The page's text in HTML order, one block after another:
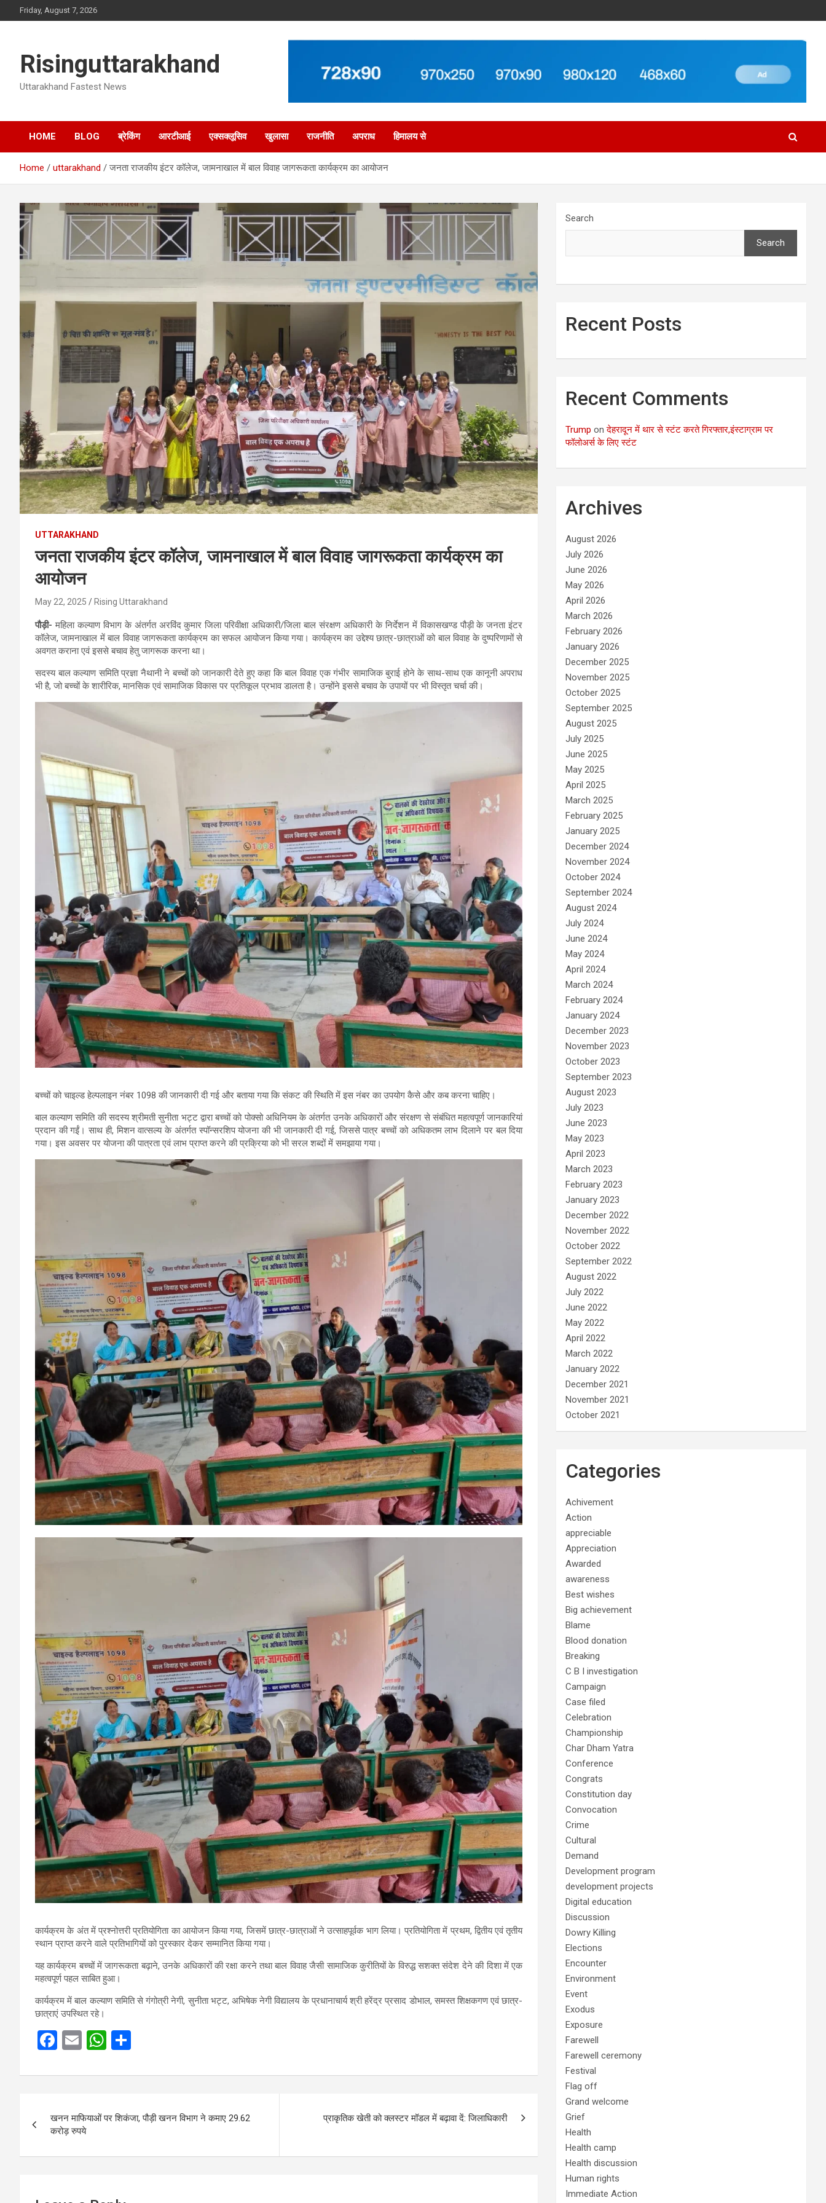
to
Friday, August 7, 2026
Risinguttarakhand
Uttarakhand Fastest News
HOME BLOG ब्रेकिंग आरटीआई एक्सक्लूसिव खुलासा राजनीति अपराध हिमालय से
Home uttarakhand जनता राजकीय इंटर कॉलेज, जामनाखाल में बाल विवाह जागरूकता कार्यक्रम का आयोजन
UTTARAKHAND
जनता राजकीय इंटर कॉलेज, जामनाखाल में बाल विवाह जागरूकता कार्यक्रम का
आयोजन
May 22, 2025 Rising Uttarakhand
पौड़ी- महिला कल्याण विभाग के अंतर्गत अरविंद कुमार जिला परिवीक्षा अधिकारी/जिला बाल संरक्षण अधिकारी के निर्देशन में विकासखण्ड पौड़ी के जनता इंटर
कॉलेज, जामनाखाल में बाल विवाह जागरूकता कार्यक्रम का सफल आयोजन किया गया। कार्यक्रम का उद्देश्य छात्र-छात्राओं को बाल विवाह के दुष्परिणामों से
अवगत कराना एवं इससे बचाव हेतु जागरूक करना था।
सदस्य बाल कल्याण समिति प्रज्ञा नैथानी ने बच्चों को जानकारी देते हुए कहा कि बाल विवाह एक गंभीर सामाजिक बुराई होने के साथ-साथ एक कानूनी अपराध
भी है, जो बच्चों के शारीरिक, मानसिक एवं सामाजिक विकास पर प्रतिकूल प्रभाव डालता है। उन्होंने इससे बचाव के उपायों पर भी विस्तृत चर्चा की।
बच्चों को चाइल्ड हेल्पलाइन नंबर 1098 की जानकारी दी गई और बताया गया कि संकट की स्थिति में इस नंबर का उपयोग कैसे और कब करना चाहिए।
बाल कल्याण समिति की सदस्य श्रीमती सुनीता भट्ट द्वारा बच्चों को पोक्सो अधिनियम के अंतर्गत उनके अधिकारों और संरक्षण से संबंधित महत्वपूर्ण जानकारियां
प्रदान की गईं। साथ ही, मिशन वात्सल्य के अंतर्गत स्पॉन्सरशिप योजना की भी जानकारी दी गई, जिससे पात्र बच्चों को अधिकतम लाभ दिलाने पर बल दिया
गया। इस अवसर पर योजना की पात्रता एवं लाभ प्राप्त करने की प्रक्रिया को भी सरल शब्दों में समझाया गया।
कार्यक्रम के अंत में प्रश्नोत्तरी प्रतियोगिता का आयोजन किया गया, जिसमें छात्र-छात्राओं ने उत्साहपूर्वक भाग लिया। प्रतियोगिता में प्रथम, द्वितीय एवं तृतीय
स्थान प्राप्त करने वाले प्रतिभागियों को पुरस्कार देकर सम्मानित किया गया।
यह कार्यक्रम बच्चों में जागरूकता बढ़ाने, उनके अधिकारों की रक्षा करने तथा बाल विवाह जैसी सामाजिक कुरीतियों के विरुद्ध सशक्त संदेश देने की दिशा में एक
महत्वपूर्ण पहल साबित हुआ।
कार्यक्रम में बाल कल्याण समिति से गंगोत्री नेगी, सुनीता भट्ट, अभिषेक नेगी विद्यालय के प्रधानाचार्य श्री हरेंद्र प्रसाद डोभाल, समस्त शिक्षकगण एवं छात्र-
छात्राएं उपस्थित रहे।
F
ce
o
o
k
E
ail
W
at
A
p
ar
navigation
खनन माफियाओं पर शिकंजा, पौड़ी खनन विभाग ने कमाए 29.62
करोड़ रुपये
प्राकृतिक खेती को क्लस्टर मॉडल में बढ़ावा दें: जिलाधिकारी
Search
Search
Recent Posts
Recent Comments
Trump onदेहरादून में थार से स्टंट करते गिरफ्तार,इंस्टाग्राम पर
फॉलोअर्स के लिए स्टंट
Archives
August 2026
July 2026
June 2026
May 2026
April 2026
March 2026
February 2026
January 2026
December 2025
November 2025
October 2025
September 2025
August 2025
July 2025
June 2025
May 2025
April 2025
March 2025
February 2025
January 2025
December 2024
November 2024
October 2024
September 2024
August 2024
July 2024
June 2024
May 2024
April 2024
March 2024
February 2024
January 2024
December 2023
November 2023
October 2023
September 2023
August 2023
July 2023
June 2023
May 2023
April 2023
March 2023
February 2023
January 2023
December 2022
November 2022
October 2022
September 2022
August 2022
July 2022
June 2022
May 2022
April 2022
March 2022
January 2022
December 2021
November 2021
October 2021
Categories
Achivement
Action
appreciable
Appreciation
Awarded
awareness
Best wishes
Big achievement
Blame
Blood donation
Breaking
C B I investigation
Campaign
Case filed
Celebration
Championship
Char Dham Yatra
Conference
Congrats
Constitution day
Convocation
Crime
Cultural
Demand
Development program
development projects
Digital education
Discussion
Dowry Killing
Elections
Encounter
Environment
Event
Exodus
Exposure
Farewell
Farewell ceremony
Festival
Flag off
Grand welcome
Grief
Health
Health camp
Health discussion
Human rights
Immediate Action